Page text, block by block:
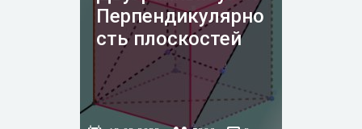
оценка "хорошо";- если Вы
наборали 40-64%, то Вам
выставляется оценка
"удовлетворительно"; - если
Вы наборали менее 40%, то
Вам выставляется оценка
"неудовлетворительно". В
случае, если Вы успешно
прошли тест, набрав более
Перпендикулярно
сть плоскостей